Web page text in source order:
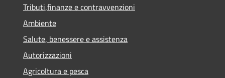
Tributi,finanze e contravvenzioni
Ambiente
Salute, benessere e assistenza
Autorizzazioni
Agricoltura e pesca